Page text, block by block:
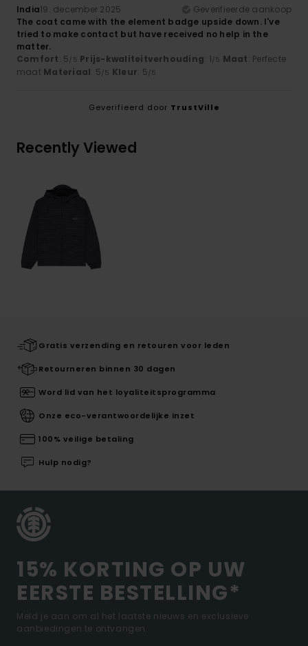
India19. december 2025
Geverifieerde aankoop
The coat came with the element badge upside down. I've
tried to make contact but have received no help in the
matter.
Comfort: 5/5 Prijs-kwaliteitverhouding: 1/5 Maat: Perfecte
maat Materiaal: 5/5 Kleur: 5/5
Geverifieerd door TrustVille
Recently Viewed
Gratis verzending en retouren voor leden
Retourneren binnen 30 dagen
Word lid van het loyaliteitsprogramma
Onze eco-verantwoordelijke inzet
100% veilige betaling
Hulp nodig?
15% KORTING OP UW
EERSTE BESTELLING*
Meld je aan om al het laatste nieuws en exclusieve
aanbiedingen te ontvangen.